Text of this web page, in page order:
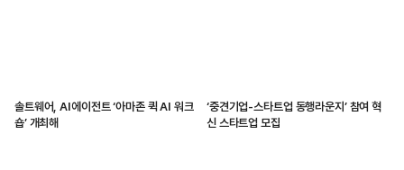
솔트웨어, AI에이전트 ‘아마존 퀵 AI 워크
숍’ 개최해
‘중견기업-스타트업 동행라운지’ 참여 혁
신 스타트업 모집